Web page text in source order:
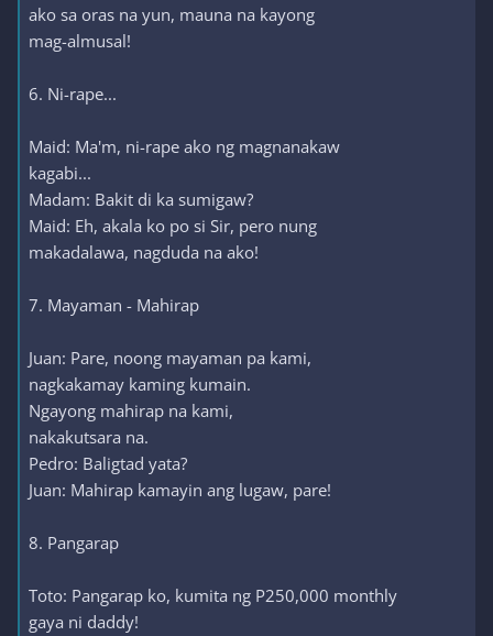
ako sa oras na yun, mauna na kayong
mag-almusal!
6. Ni-rape...
Maid: Ma'm, ni-rape ako ng magnanakaw
kagabi...
Madam: Bakit di ka sumigaw?
Maid: Eh, akala ko po si Sir, pero nung
makadalawa, nagduda na ako!
7. Mayaman - Mahirap
Juan: Pare, noong mayaman pa kami,
nagkakamay kaming kumain.
Ngayong mahirap na kami,
nakakutsara na.
Pedro: Baligtad yata?
Juan: Mahirap kamayin ang lugaw, pare!
8. Pangarap
Toto: Pangarap ko, kumita ng P250,000 monthly
gaya ni daddy!